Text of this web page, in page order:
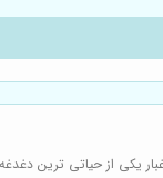
یکی از حیاتی ترین